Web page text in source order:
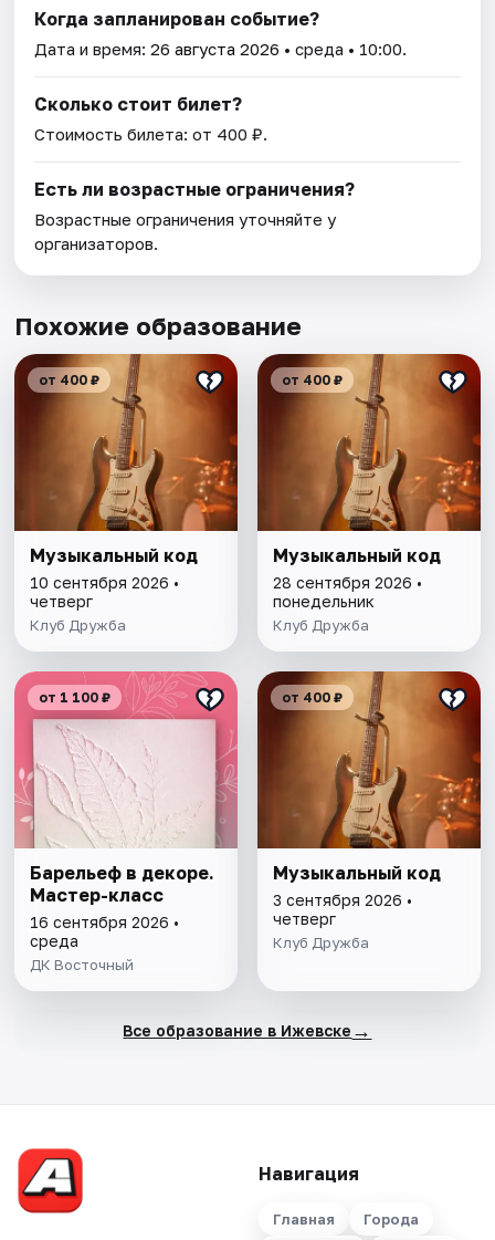
Когда запланирован событие?
Дата и время:26 августа 2026 • среда • 10:00.
Сколько стоит билет?
Стоимость билета: от 400 ₽.
Есть ли возрастные ограничения?
Возрастные ограничения уточняйте у
организаторов.
Похожие образование
от 400 ₽
Музыкальный код
10 сентября 2026 •
четверг
Клуб Дружба
от 400 ₽
Музыкальный код
28 сентября 2026 •
понедельник
Клуб Дружба
от 1 100 ₽
Барельеф в декоре.
Мастер-класс
16 сентября 2026 •
среда
ДК Восточный
от 400 ₽
Музыкальный код
3 сентября 2026 •
четверг
Клуб Дружба
Все образование в Ижевске →
Навигация
Главная Города